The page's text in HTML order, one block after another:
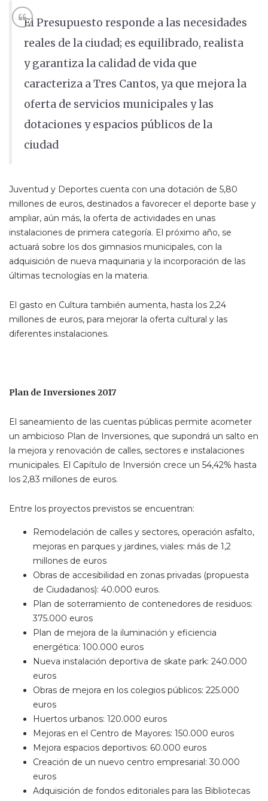
El Presupuesto responde a las necesidades
reales de la ciudad; es equilibrado, realista
y garantiza la calidad de vida que
caracteriza a Tres Cantos, ya que mejora la
oferta de servicios municipales y las
dotaciones y espacios públicos de la
ciudad
Juventud y Deportes cuenta con una dotación de 5,80
millones de euros, destinados a favorecer el deporte base y
ampliar, aún más, la oferta de actividades en unas
instalaciones de primera categoría. El próximo año, se
actuará sobre los dos gimnasios municipales, con la
adquisición de nueva maquinaria y la incorporación de las
últimas tecnologías en la materia.
El gasto en Cultura también aumenta, hasta los 2,24
millones de euros, para mejorar la oferta cultural y las
diferentes instalaciones.
Plan de Inversiones 2017
El saneamiento de las cuentas públicas permite acometer
un ambicioso Plan de Inversiones, que supondrá un salto en
la mejora y renovación de calles, sectores e instalaciones
municipales. El Capítulo de Inversión crece un 54,42% hasta
los 2,83 millones de euros.
Entre los proyectos previstos se encuentran:
Remodelación de calles y sectores, operación asfalto,
mejoras en parques y jardines, viales: más de 1,2
millones de euros
Obras de accesibilidad en zonas privadas (propuesta
de Ciudadanos): 40.000 euros.
Plan de soterramiento de contenedores de residuos:
375.000 euros
Plan de mejora de la iluminación y eficiencia
energética: 100.000 euros
Nueva instalación deportiva de skate park: 240.000
euros
Obras de mejora en los colegios públicos: 225.000
euros
Huertos urbanos: 120.000 euros
Mejoras en el Centro de Mayores: 150.000 euros
Mejora espacios deportivos: 60.000 euros
Creación de un nuevo centro empresarial: 30.000
euros
Adquisición de fondos editoriales para las Bibliotecas